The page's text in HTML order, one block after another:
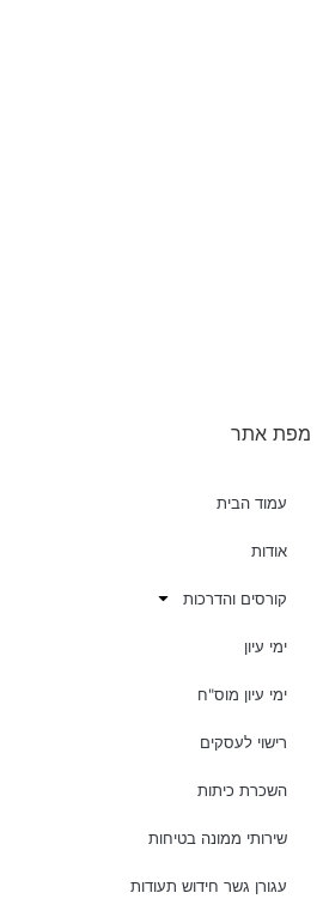
מפת אתר
עמוד הבית
אודות
קורסים והדרכות
ימי עיון
ימי עיון מוס"ח
רישוי לעסקים
השכרת כיתות
שירותי ממונה בטיחות
עגורן גשר חידוש תעודות